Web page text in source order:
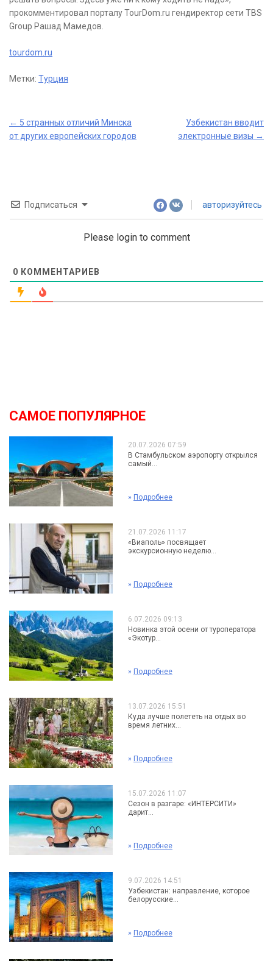
прокомментировал порталу TourDom.ru гендиректор сети TBS
Group Рашад Мамедов.
tourdom.ru
Метки: Турция
Post
← 5 странных отличий Минска
от других европейских городов
Узбекистан вводит
электронные визы →
Подписаться авторизуйтесь
Please login to comment
0 КОММЕНТАРИЕВ
САМОЕ ПОПУЛЯРНОЕ
20.07.2026 07:59
В Стамбульском аэропорту открылся
самый...
» Подробнее
21.07.2026 11:17
«Виаполь» посвящает
экскурсионную неделю...
» Подробнее
6.07.2026 09:13
Новинка этой осени от туроператора
«Экотур...
» Подробнее
13.07.2026 15:51
Куда лучше полететь на отдых во
время летних...
» Подробнее
15.07.2026 11:07
Сезон в разгаре: «ИНТЕРСИТИ»
дарит...
» Подробнее
9.07.2026 14:51
Узбекистан: направление, которое
белорусские...
» Подробнее